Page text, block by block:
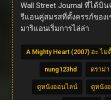
Wall Street Journal ที่ได้บิ
รีแอนคู่สมรสที่ตั้งครรภ์ของ
มาริแอนเริ่มการไล่ล่า
A Mighty Heart (2007) อะ ไ
nung123hd ดราม่า
ดูหนังออนไลน์ ดูหนัง